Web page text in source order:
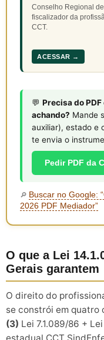
Conselho Regional
fiscalizador da
CCT.
ACESSAR →
💬 Precisa do
achando? Mande
auxiliar), estado e
te envia o
Pedir PDF da
🔎 Buscar no Google:
2026 PDF Mediador”
O que a Lei
Gerais garantem
O direito do
se constrói em quatro
(3) Lei 7.1.089/86 +